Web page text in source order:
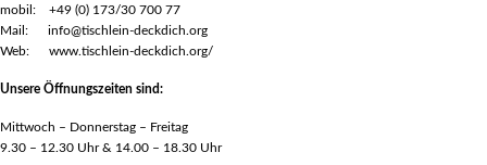
mobil: +49 (0) 173/30 700 77
Mail: info@tischlein-deckdich.org
Web: www.tischlein-deckdich.org/
Unsere Öffnungszeiten sind:
Mittwoch – Donnerstag – Freitag
9.30 – 12.30 Uhr & 14.00 – 18.30 Uhr